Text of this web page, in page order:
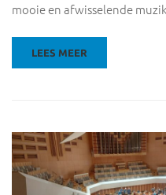
mooie en afwisselende
LEES MEER